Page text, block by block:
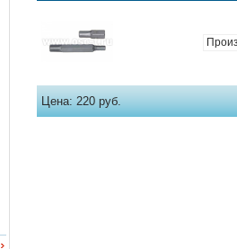
Цена:220 руб.